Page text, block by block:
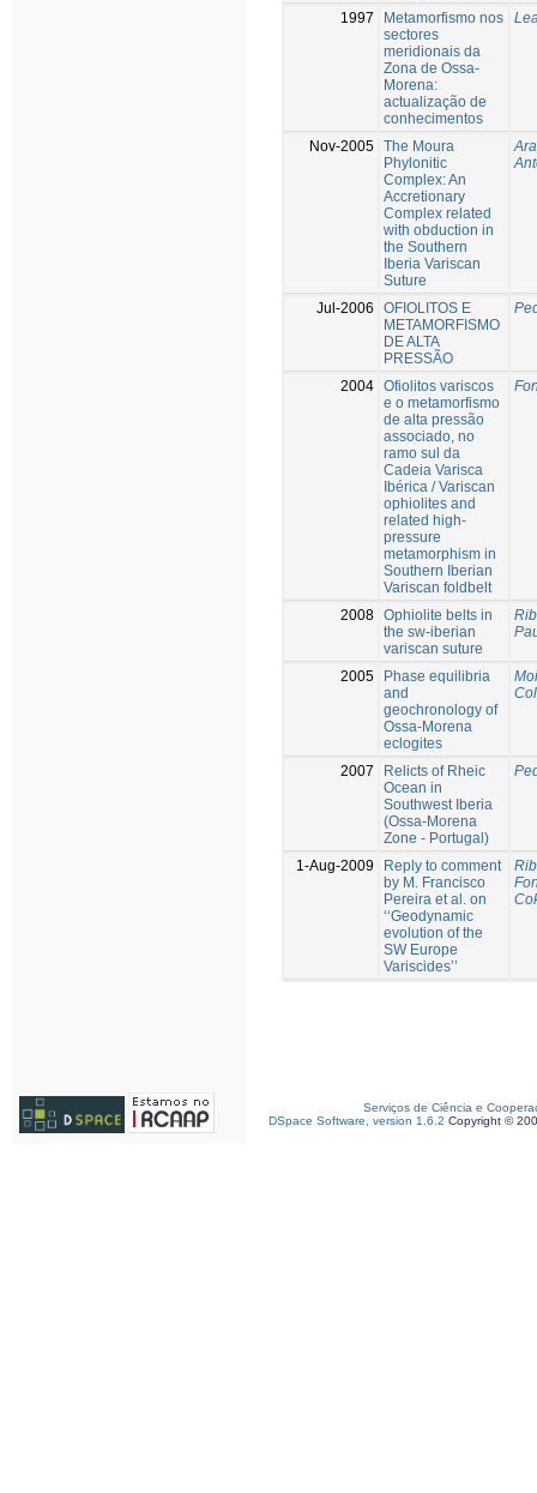
1997
Metamorfismo nos
sectores
meridionais da
Zona de Ossa-
Morena:
actualização de
conhecimentos
Nov-2005 The Moura
Phylonitic
Complex: An
Accretionary
Complex related
with obduction in
the Southern
Iberia Variscan
Suture
Jul-2006
OFIOLITOS E
METAMORFISMO
DE ALTA
PRESSÃO
2004 Ofiolitos variscos
e o metamorfismo
de alta pressão
associado, no
ramo sul da
Cadeia Varisca
Ibérica / Variscan
ophiolites and
related high-
pressure
metamorphism in
Southern Iberian
Variscan foldbelt
2008 Ophiolite belts in
the sw-iberian
variscan suture
2005
Phase equilibria
and
geochronology of
Ossa-Morena
eclogites
2007
Relicts of Rheic
Ocean in
Southwest Iberia
(Ossa-Morena
Zone - Portugal)
1-Aug-2009
Reply to comment
by M. Francisco
Pereira et al. on
‘‘Geodynamic
evolution of the
SW Europe
Variscides’’
Serviços de Ciência e
DSpace Software, version 1.6.2 Copyright ©